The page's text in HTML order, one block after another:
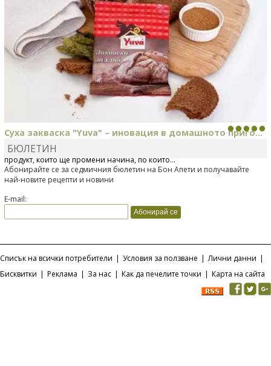
Суха закваска "Yuva" – иновация в домашното приго...
Отскоро Лесафр България стартира предлагането на изцяло нов
продукт, който ще промени начина, по който...
БЮЛЕТИН
Абонирайте се за седмичния бюлетин на Бон Апети и получавайте
най-новите рецепти и новини
E-mail:
Списък на всички потребители | Условия за ползване | Лични данни |
Бисквитки | Реклама | За нас | Как да печелите точки | Карта на сайта